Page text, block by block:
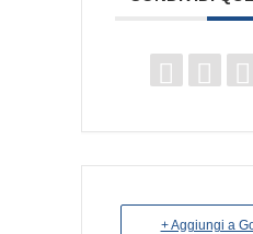
+ Aggiungi a